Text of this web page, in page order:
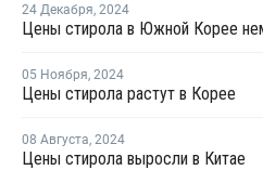
24 Декабря, 2024
Цены стирола в Южной Корее
05 Ноября, 2024
Цены стирола растут в Корее
08 Августа, 2024
Цены стирола выросли в Китае